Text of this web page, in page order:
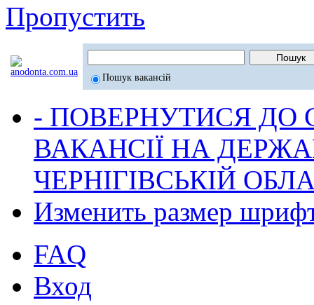
Пропустить
Пошук вакансій
- ПОВЕРНУТИСЯ ДО
ВАКАНСІЇ НА
ЧЕРНІГІВСЬКІЙ
Изменить размер
FAQ
Вход